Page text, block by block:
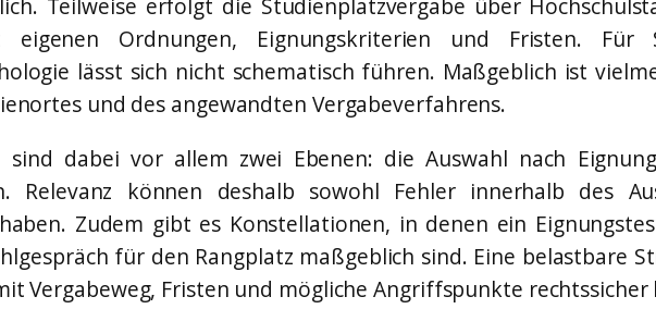
Teilweise erfolgt die Studienplatzvergabe über
eigenen Ordnungen, Eignungskriterien und Fristen. Für
lässt sich nicht schematisch führen. Maßgeblich ist
und des angewandten Vergabeverfahrens.
sind dabei vor allem zwei Ebenen: die Auswahl nach
Relevanz können deshalb sowohl Fehler innerhalb des
Zudem gibt es Konstellationen, in denen ein
für den Rangplatz maßgeblich sind. Eine belastbare
Vergabeweg, Fristen und mögliche Angriffspunkte